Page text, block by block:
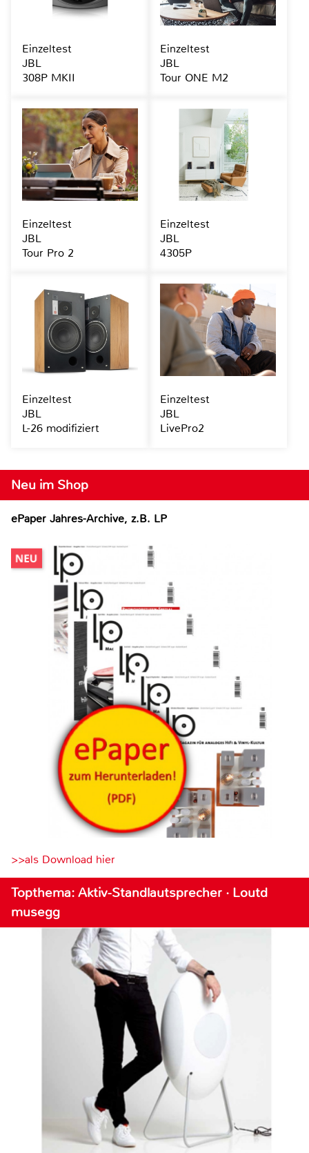
Neu im Shop
ePaper Jahres-Archive, z.B. LP
>>als Download hier
Topthema: Aktiv-Standlautsprecher · Loutd
musegg
Einzeltest
JBL
308P MKII
Einzeltest
JBL
Tour ONE M2
Einzeltest
JBL
Tour Pro 2
Einzeltest
JBL
4305P
Einzeltest
JBL
L-26 modifiziert
Einzeltest
JBL
LivePro2